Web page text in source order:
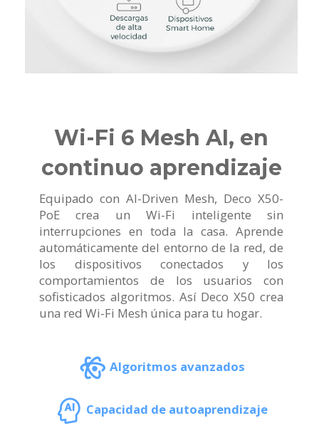
Wi-Fi 6 Mesh AI, en
continuo aprendizaje
Equipado con AI-Driven Mesh, Deco X50-
PoE crea un Wi-Fi inteligente sin
interrupciones en toda la casa. Aprende
automáticamente del entorno de la red, de
los dispositivos conectados y los
comportamientos de los usuarios con
sofisticados algoritmos. Así Deco X50 crea
una red Wi-Fi Mesh única para tu hogar.
Algoritmos avanzados
Capacidad de autoaprendizaje